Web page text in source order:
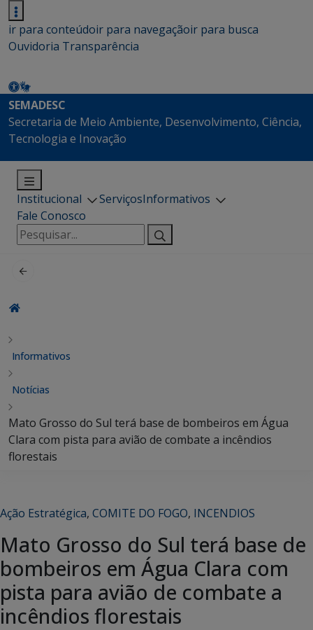
ir para conteúdoir para navegaçãoir para busca
Ouvidoria Transparência
SEMADESC
Secretaria de Meio Ambiente, Desenvolvimento, Ciência,
Tecnologia e Inovação
Institucional ServiçosInformativos
Fale Conosco
Pesquisar
por:
Informativos
Notícias
Mato Grosso do Sul terá base de bombeiros em Água
Clara com pista para avião de combate a incêndios
florestais
Ação Estratégica, COMITE DO FOGO, INCENDIOS
Mato Grosso do Sul terá base de
bombeiros em Água Clara com
pista para avião de combate a
incêndios florestais